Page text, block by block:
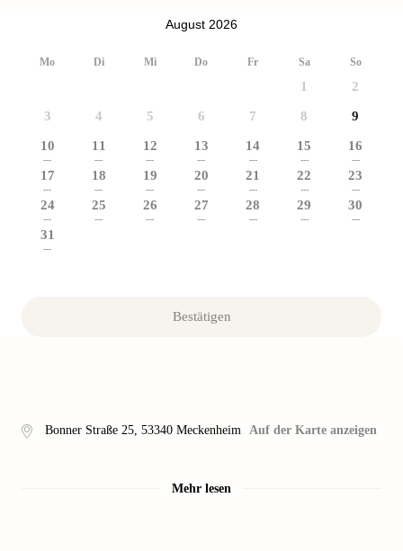
August 2026
Mo Di Mi Do Fr Sa So
1 2
3 4 5 6 7 8 9
10
---
11
---
12
---
13
---
14
---
15
---
16
---
17
---
18
---
19
---
20
---
21
---
22
---
23
---
24
---
25
---
26
---
27
---
28
---
29
---
30
---
31
---
Bestätigen
Bonner Straße 25, 53340 Meckenheim Auf der Karte anzeigen
Mehr lesen